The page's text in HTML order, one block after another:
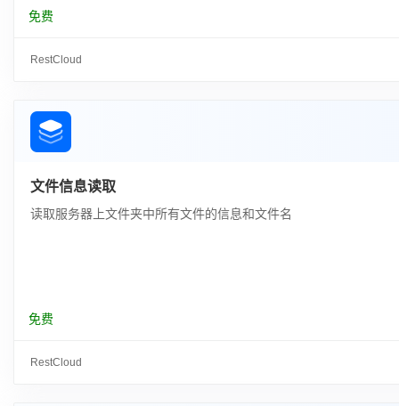
免费
RestCloud
文件信息读取
读取服务器上文件夹中所有文件的信息和文件名
免费
RestCloud